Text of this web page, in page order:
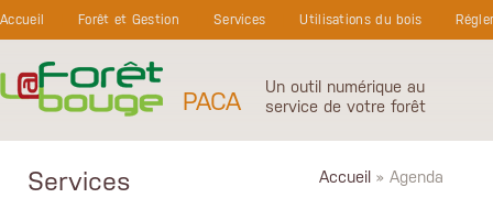
Accueil
Forêt et Gestion Services Utilisations du bois
PACA
Un outil numérique au
service de votre forêt
Services Accueil » Agenda